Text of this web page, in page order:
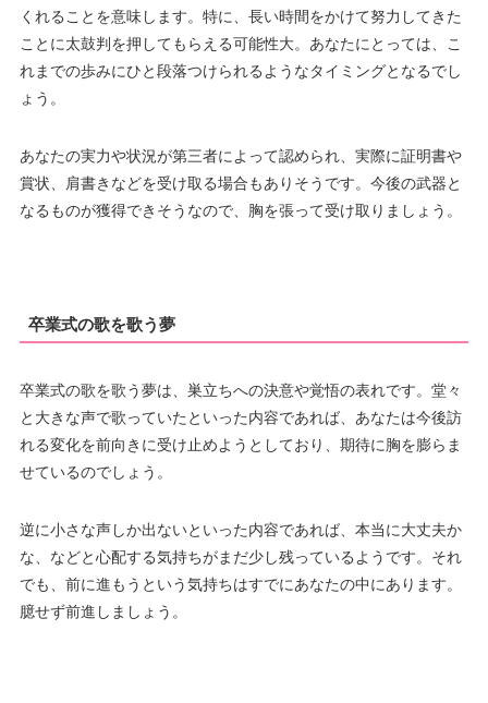
くれることを意味します。特に、長い時間をかけて努力してきた
ことに太鼓判を押してもらえる可能性大。あなたにとっては、こ
れまでの歩みにひと段落つけられるようなタイミングとなるでし
ょう。
あなたの実力や状況が第三者によって認められ、実際に証明書や
賞状、肩書きなどを受け取る場合もありそうです。今後の武器と
なるものが獲得できそうなので、胸を張って受け取りましょう。
卒業式の歌を歌う夢
卒業式の歌を歌う夢は、巣立ちへの決意や覚悟の表れです。堂々
と大きな声で歌っていたといった内容であれば、あなたは今後訪
れる変化を前向きに受け止めようとしており、期待に胸を膨らま
せているのでしょう。
逆に小さな声しか出ないといった内容であれば、本当に大丈夫か
な、などと心配する気持ちがまだ少し残っているようです。それ
でも、前に進もうという気持ちはすでにあなたの中にあります。
臆せず前進しましょう。